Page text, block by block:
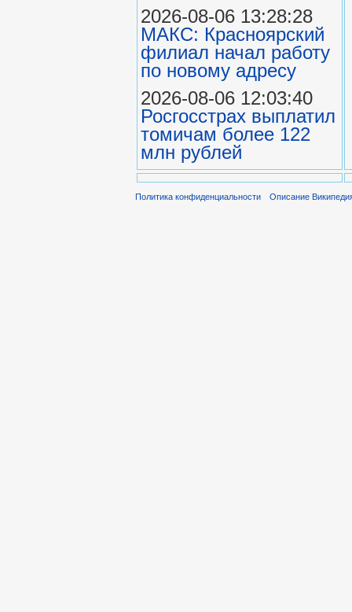
2026-08-06 13:28:28
МАКС: Красноярский
филиал начал работу
по новому адресу
2026-08-06 12:03:40
Росгосстрах выплатил
томичам более 122
млн рублей
Политика конфиденциальности Описание